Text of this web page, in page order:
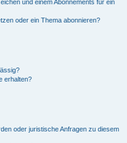
und einem Abonnements für ein
oder ein Thema abonnieren?
erhalten?
oder juristische Anfragen zu diesem